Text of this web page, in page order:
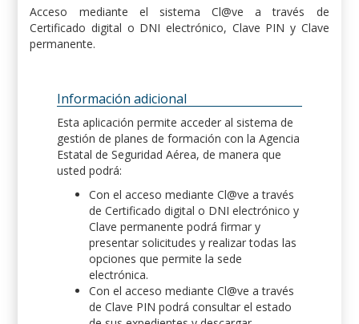
Acceso mediante el sistema Cl@ve a través de
Certificado digital o DNI electrónico, Clave PIN y Clave
permanente.
Información adicional
Esta aplicación permite acceder al sistema de
gestión de planes de formación con la Agencia
Estatal de Seguridad Aérea, de manera que
usted podrá:
Con el acceso mediante Cl@ve a través
de Certificado digital o DNI electrónico y
Clave permanente podrá firmar y
presentar solicitudes y realizar todas las
opciones que permite la sede
electrónica.
Con el acceso mediante Cl@ve a través
de Clave PIN podrá consultar el estado